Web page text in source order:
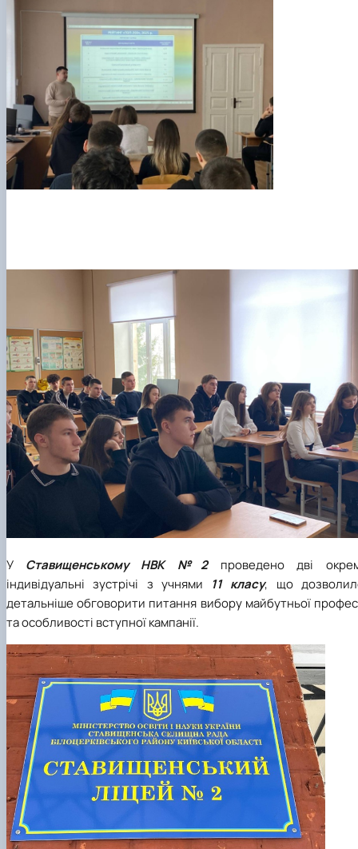
У Ставищенському НВК №2проведено дві
індивідуальні зустрічі з учнями
11 класу, що
детальніше обговорити питання вибору майбутньої
та особливості вступної кампанії.